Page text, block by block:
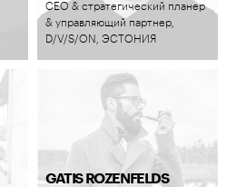
CEO & стратегический планер
& управляющий партнер,
D/V/S/ON, ЭСТОНИЯ
GATIS ROZENFELDS